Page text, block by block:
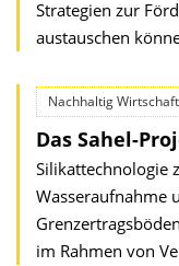
Strategien zur
austauschen
Nachhaltig
Das Sahel-
Silikattechnologie
Wasseraufnahme
im Rahmen von